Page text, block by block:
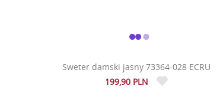
Sweter damski jasny 73364-028 ECRU
199,90 PLN